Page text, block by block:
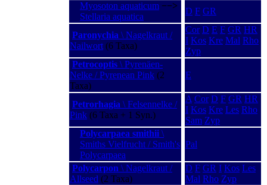
Myosoton aquaticum −−>
Stellaria aquatica
D F GR
Paronychia \ Nagelkraut /
Nailwort (6 Taxa)
Cor D E F GR HR
I Kos Kre Mal Rho
Zyp
Petrocoptis \ Pyrenäen-
Nelke / Pyrenean Pink (2
Taxa)
E
Petrorhagia \ Felsennelke /
Pink (6 Taxa + 1 Syn.)
A Cor D F GR HR
I Kos Kre Les Rho
Sam Zyp
Polycarpaea smithii \
Smiths Vielfrucht / Smith's
Polycarpaea
Pal
Polycarpon \ Nagelkraut /
Allseed (2 Taxa)
D F GR I Kos Les
Mal Rho Zyp